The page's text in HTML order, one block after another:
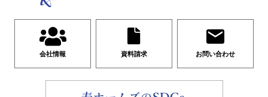
会社情報 資料請求 お問い合わせ